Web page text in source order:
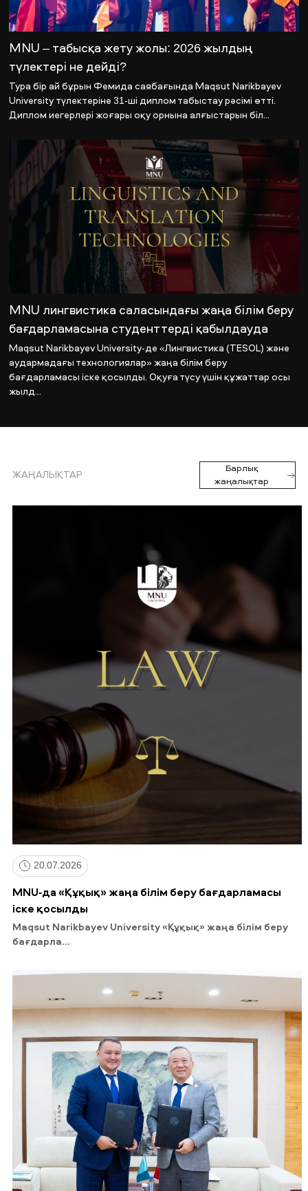
MNU – табысқа жету жолы: 2026 жылдың
түлектері не дейді?
Тура бір ай бұрын Фемида саябағында Maqsut Narikbayev
University түлектеріне 31-ші диплом табыстау рәсімі өтті.
Диплом иегерлері жоғары оқу орнына алғыстарын біл...
MNU лингвистика саласындағы жаңа білім беру
бағдарламасына студенттерді қабылдауда
Maqsut Narikbayev University-де «Лингвистика (TESOL) және
аудармадағы технологиялар» жаңа білім беру
бағдарламасы іске қосылды. Оқуға түсу үшін құжаттар осы
жылд...
ЖАҢАЛЫҚТАР
Барлық
жаңалықтар
20.07.2026
MNU-да «Құқық» жаңа білім беру бағдарламасы
іске қосылды
Maqsut Narikbayev University «Құқық» жаңа білім беру
бағдарла...